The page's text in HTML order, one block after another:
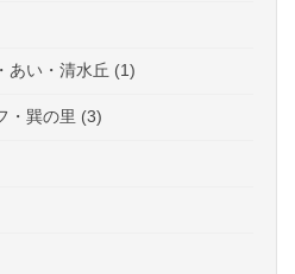
あい・清水丘 (1)
・巽の里 (3)